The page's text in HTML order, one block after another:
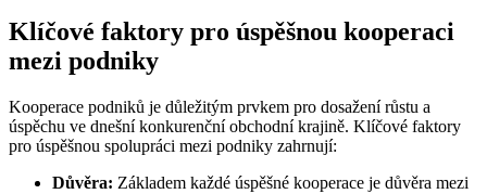
Klíčové faktory pro úspěšnou kooperaci
mezi podniky
Kooperace podniků je důležitým prvkem pro dosažení růstu a
úspěchu ve dnešní konkurenční obchodní krajině. Klíčové faktory
pro úspěšnou spolupráci mezi podniky zahrnují:
Důvěra: Základem každé úspěšné kooperace je důvěra mezi